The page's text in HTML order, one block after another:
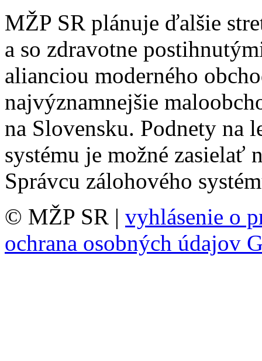
MŽP SR plánuje ďalšie
a so zdravotne
alianciou moderného
najvýznamnejšie
na Slovensku. Podnety na
systému je možné zasielať
Správcu zálohového
© MŽP SR | vyhlásenie o
ochrana osobných údajov